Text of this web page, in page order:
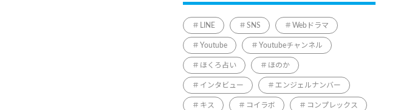
LINE SNS Webドラマ
Youtube Youtubeチャンネル
ほくろ占い ほのか
インタビュー エンジェルナンバー
キス コイラボ コンプレックス